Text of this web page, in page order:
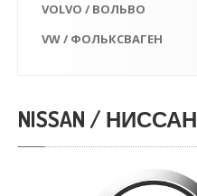
VOLVO / ВОЛЬВО
VW / ФОЛЬКСВАГЕН
NISSAN / НИССАН